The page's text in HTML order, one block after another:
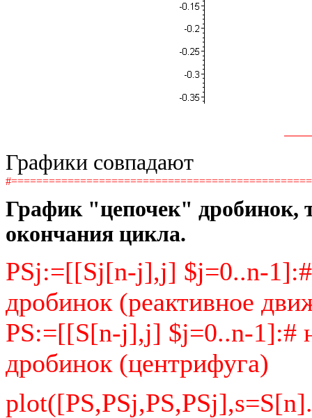
Графики совпадают
График "цепочек" дробинок,
окончания цикла.
PSj:=[[Sj[n-j],j] $j=0..n-1]:#
дробинок (реактивное
PS:=[[S[n-j],j] $j=0..n-1]:#
дробинок (центрифуга)